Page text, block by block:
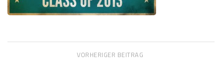
VORHERIGER BEITRAG